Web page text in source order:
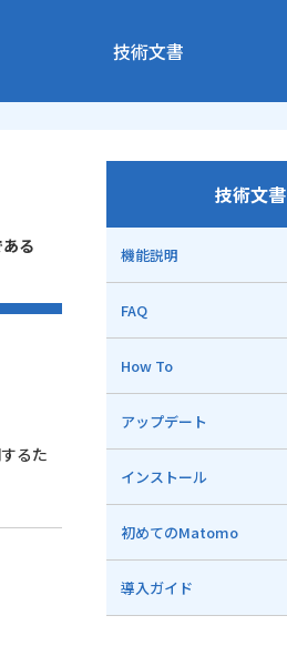
技術文書
る
るた
技術文書
機能説明
FAQ
How To
アップデート
インストール
初めてのMatomo
導入ガイド